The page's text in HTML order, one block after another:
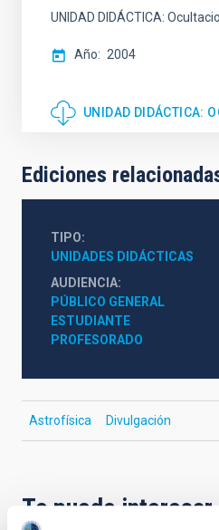
UNIDAD DIDÁCTICA:
Año 2004
UNIDAD DIDÁCTICA:
Ediciones
TIPO
UNIDADES DIDÁCTICAS
AUDIENCIA
PÚBLICO GENERAL
ESTUDIANTE
PROFESORADO
Astrofísica Divulgación
Te puede interesar